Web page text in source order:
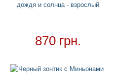
Необычное полотенце
Зонтики
Ночники
дождя и солнца - взрослый
870 грн.